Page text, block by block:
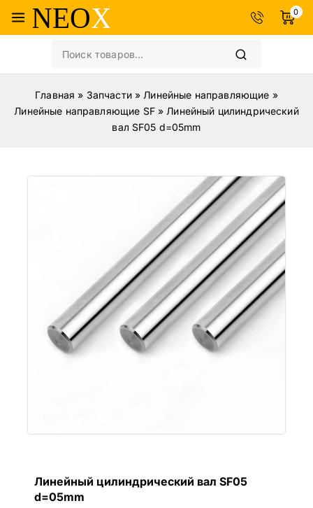
0
Главная » Запчасти» Линейные направляющие »
Линейные направляющие SF» Линейный цилиндрический
вал SF05 d=05mm
Линейный цилиндрический вал SF05
d=05mm